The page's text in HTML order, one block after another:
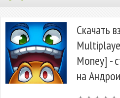
Скачать
Money] -
на